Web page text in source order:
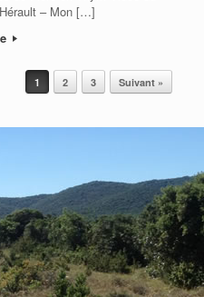
– Mon […]
1 2 3 Suivant »